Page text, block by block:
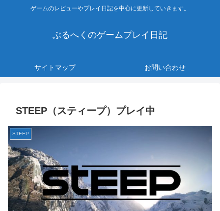
ゲームのレビューやプレイ日記を中心に更新していきます。
ぶるへくのゲームプレイ日記
サイトマップ お問い合わせ
STEEP（スティープ）プレイ中
STEEP